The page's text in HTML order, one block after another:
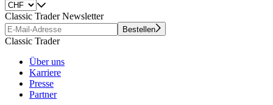
Classic Trader Newsletter
Bestellen
Classic Trader
Über uns
Karriere
Presse
Partner